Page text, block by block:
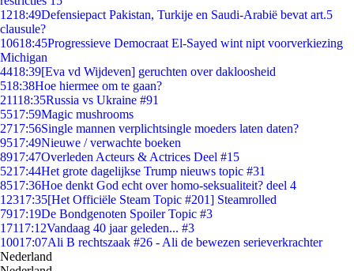
1218:49Defensiepact Pakistan, Turkije en Saudi-Arabië bevat art.5
clausule?
10618:45Progressieve Democraat El-Sayed wint nipt voorverkiezing
Michigan
4418:39[Eva vd Wijdeven] geruchten over dakloosheid
518:38Hoe hiermee om te gaan?
21118:35Russia vs Ukraine #91
5517:59Magic mushrooms
2717:56Single mannen verplichtsingle moeders laten daten?
9517:49Nieuwe / verwachte boeken
8917:47Overleden Acteurs & Actrices Deel #15
5217:44Het grote dagelijkse Trump nieuws topic #31
8517:36Hoe denkt God echt over homo-seksualiteit? deel 4
12317:35[Het Officiële Steam Topic #201] Steamrolled
7917:19De Bondgenoten Spoiler Topic #3
17117:12Vandaag 40 jaar geleden... #3
10017:07Ali B rechtszaak #26 - Ali de bewezen serieverkrachter
Nederland